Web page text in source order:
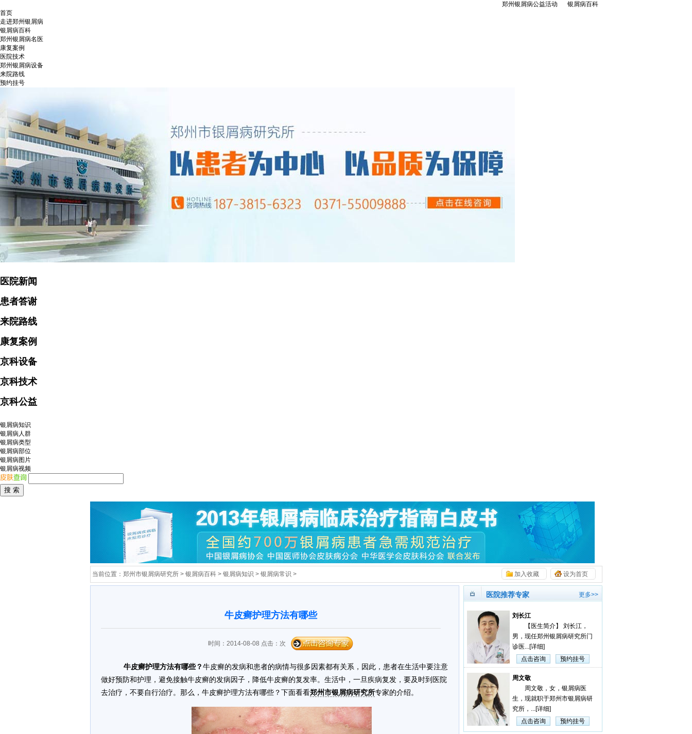
郑州银屑病公益活动
银屑病百科
首页
走进郑州银屑病
银屑病百科
郑州银屑病名医
康复案例
医院技术
郑州银屑病设备
来院路线
预约挂号
医院新闻
患者答谢
来院路线
康复案例
京科设备
京科技术
京科公益
银屑病知识
银屑病人群
银屑病类型
银屑病部位
银屑病图片
银屑病视频
当前位置： 郑州市银屑病研究所> 银屑病百科> 银屑病知识 > 银屑病常识 > 加入收藏 设为首页
牛皮癣护理方法有哪些
时间：2014-08-08 点击： 次
牛皮癣护理方法有哪些？牛皮癣的发病和患者的病情与很多因素都有关系，因此，患者在生活中要注意
做好预防和护理，避免接触牛皮癣的发病因子，降低牛皮癣的复发率。生活中，一旦疾病复发，要及时到医院
去治疗，不要自行治疗。那么，牛皮癣护理方法有哪些？下面看看郑州市银屑病研究所专家的介绍。
医院推荐专家 更多>>
刘长江
【医生简介】 刘长江，
男，现任郑州银屑病研究所门
诊医... [详细]
预约挂号
点击咨询
周文敬
周文敬，女，银屑病医
生，现就职于郑州市银屑病研
究所，... [详细]
预约挂号
点击咨询